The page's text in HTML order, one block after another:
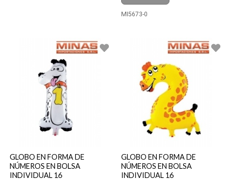
MI5673-0
GLOBO EN FORMA DE
NÚMEROS EN BOLSA
INDIVIDUAL 16
GLOBO EN FORMA DE
NÚMEROS EN BOLSA
INDIVIDUAL 16